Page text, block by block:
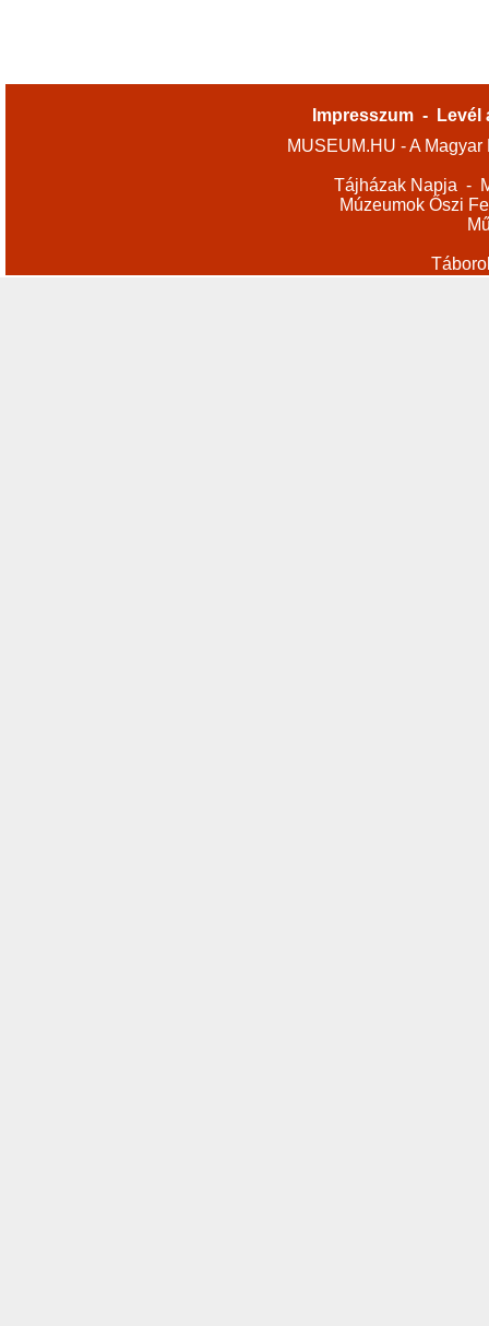
Impresszum -
Levél
MUSEUM.HU - A
Tájházak Napja -
Múzeumok Őszi